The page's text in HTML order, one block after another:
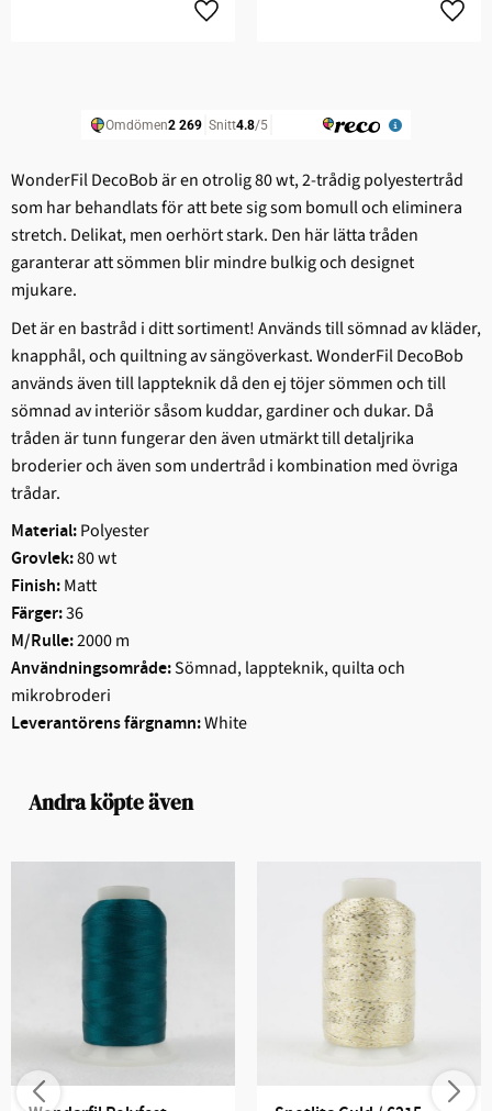
WonderFil DecoBob är en otrolig 80 wt, 2-trådig polyestertråd
som har behandlats för att bete sig som bomull och eliminera
stretch. Delikat, men oerhört stark. Den här lätta tråden
garanterar att sömmen blir mindre bulkig och designet
mjukare.
Det är en bastråd i ditt sortiment! Används till sömnad av kläder,
knapphål, och quiltning av sängöverkast. WonderFil DecoBob
används även till lappteknik då den ej töjer sömmen och till
sömnad av interiör såsom kuddar, gardiner och dukar. Då
tråden är tunn fungerar den även utmärkt till detaljrika
broderier och även som undertråd i kombination med övriga
trådar.
Material:Polyester
Grovlek:80 wt
Finish:Matt
Färger:36
M/Rulle:2000 m
Användningsområde:Sömnad, lappteknik, quilta och
mikrobroderi
Leverantörens färgnamn:White
Andra köpte även